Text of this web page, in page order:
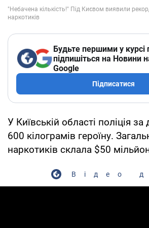
Будьте першими у курсі
підпишіться на Новини
Google
Підписатися
У Київській області поліція
600 кілограмів героїну.
наркотиків склала $50
Відео